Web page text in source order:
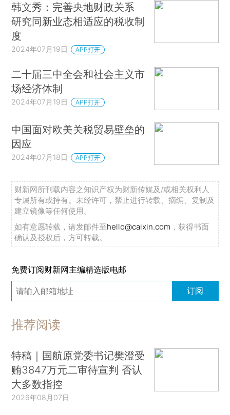
韩文秀：完善央地财政关系
研究同新业态相适应的税收制
度
2024年07月19日 APP打开
二十届三中全会和社会主义市
场经济体制
2024年07月19日 APP打开
中国面对欧美关税贸易壁垒的
因应
2024年07月18日 APP打开
财新网所刊载内容之知识产权为财新传媒及/或相关权利人
专属所有或持有。未经许可，禁止进行转载、摘编、复制及
建立镜像等任何使用。
如有意愿转载，请发邮件至hello@caixin.com ，获得书面
确认及授权后，方可转载。
免费订阅财新网主编精选版电邮
订阅
推荐阅读
特稿｜国航原党委书记樊澄受
贿3847万元二审待宣判 否认
大多数指控
2026年08月07日